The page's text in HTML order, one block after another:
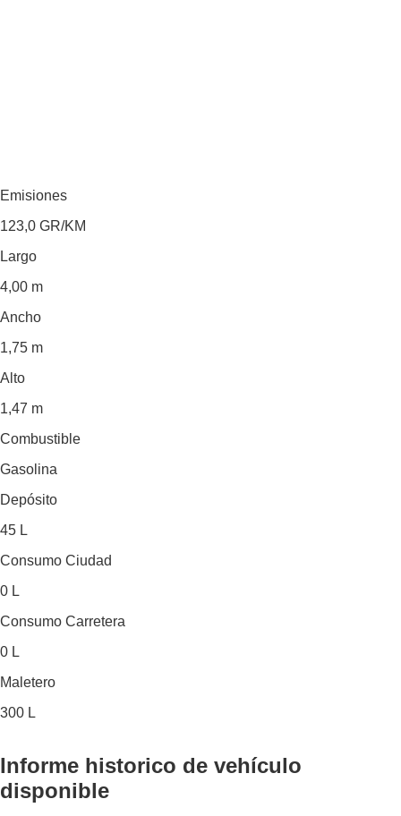
Emisiones
123,0 GR/KM
Largo
4,00 m
Ancho
1,75 m
Alto
1,47 m
Combustible
Gasolina
Depósito
45 L
Consumo Ciudad
0 L
Consumo Carretera
0 L
Maletero
300 L
Informe historico de vehículo
disponible